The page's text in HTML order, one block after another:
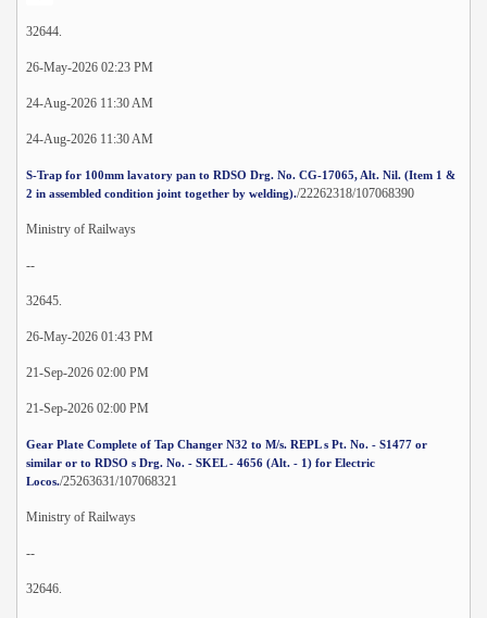
32644.
26-May-2026 02:23 PM
24-Aug-2026 11:30 AM
24-Aug-2026 11:30 AM
S-Trap for 100mm lavatory pan to RDSO Drg. No. CG-17065, Alt. Nil. (Item 1 &
2 in assembled condition joint together by welding)./22262318/107068390
Ministry of Railways
--
32645.
26-May-2026 01:43 PM
21-Sep-2026 02:00 PM
21-Sep-2026 02:00 PM
Gear Plate Complete of Tap Changer N32 to M/s. REPL s Pt. No. - S1477 or
similar or to RDSO s Drg. No. - SKEL - 4656 (Alt. - 1) for Electric
Locos./25263631/107068321
Ministry of Railways
--
32646.